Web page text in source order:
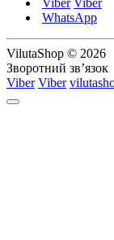
Viber Viber
WhatsApp
VilutaShop © 2026
Зворотний зв’язок
Viber Viber